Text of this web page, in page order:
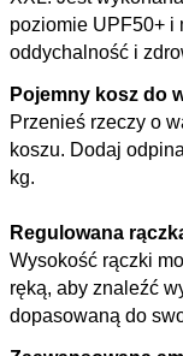
poziomie UPF50+ i
oddychalność i
Pojemny kosz do
Przenieś rzeczy o
koszu. Dodaj
kg.
Regulowana
Wysokość rączki
ręką, aby znaleźć
dopasowaną do